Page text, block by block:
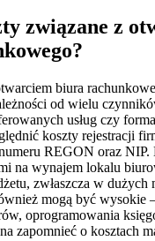
związane z
biura
od wielu
usług czy
koszty rejestracji
REGON oraz
na wynajem lokalu
zwłaszcza w dużych
mogą być wysokie
oprogramowania
zapomnieć o kosztach